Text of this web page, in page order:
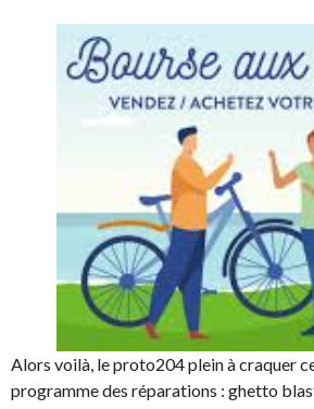
Alors voilà, le proto204 plein à craquer
programme des réparations : ghetto